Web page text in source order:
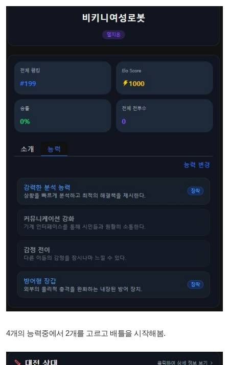
4개의 능력중에서 2개를 고르고 배틀을 시작해봄.